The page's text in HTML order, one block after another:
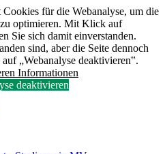
für die Webanalyse, um die
optimieren. Mit Klick auf
Sie sich damit einverstanden.
sind, aber die Seite dennoch
„Webanalyse deaktivieren‟.
Informationen
deaktivieren